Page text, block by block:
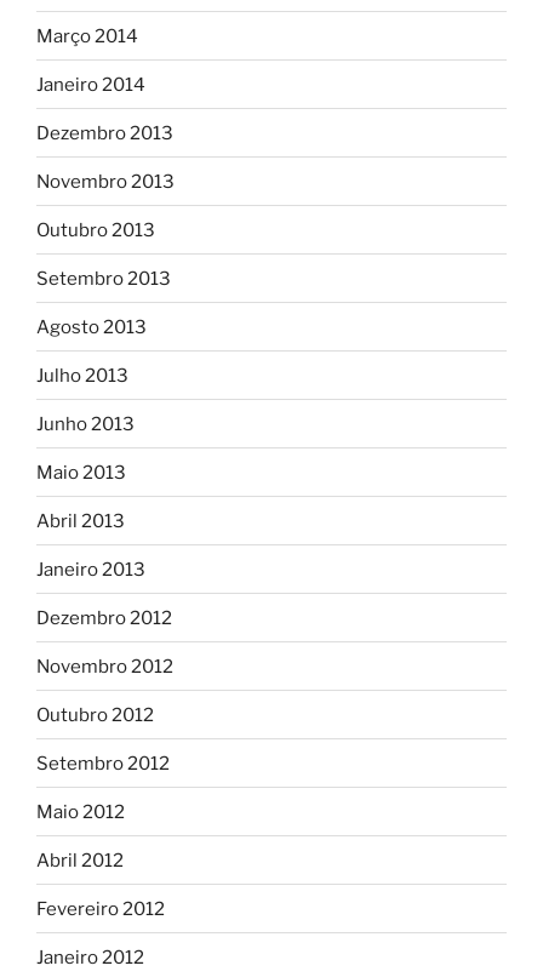
Março 2014
Janeiro 2014
Dezembro 2013
Novembro 2013
Outubro 2013
Setembro 2013
Agosto 2013
Julho 2013
Junho 2013
Maio 2013
Abril 2013
Janeiro 2013
Dezembro 2012
Novembro 2012
Outubro 2012
Setembro 2012
Maio 2012
Abril 2012
Fevereiro 2012
Janeiro 2012